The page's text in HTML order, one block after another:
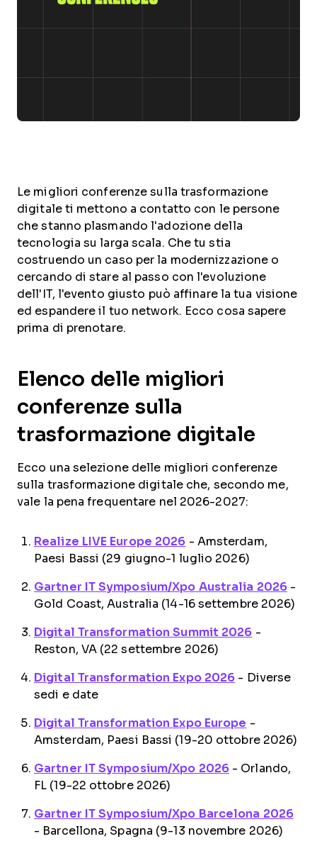
Le migliori conferenze sulla trasformazione
digitale ti mettono a contatto con le persone
che stanno plasmando l'adozione della
tecnologia su larga scala. Che tu stia
costruendo un caso per la modernizzazione o
cercando di stare al passo con l'evoluzione
dell'IT, l'evento giusto può affinare la tua visione
ed espandere il tuo network. Ecco cosa sapere
prima di prenotare.
Elenco delle migliori
conferenze sulla
trasformazione digitale
Ecco una selezione delle migliori conferenze
sulla trasformazione digitale che, secondo me,
vale la pena frequentare nel 2026-2027:
Realize LIVE Europe 2026 - Amsterdam,
Paesi Bassi (29 giugno-1 luglio 2026)
Gartner IT Symposium/Xpo Australia 2026-
Gold Coast, Australia (14-16 settembre 2026)
Digital Transformation Summit 2026 -
Reston, VA (22 settembre 2026)
Digital Transformation Expo 2026 - Diverse
sedi e date
Digital Transformation Expo Europe -
Amsterdam, Paesi Bassi (19-20 ottobre 2026)
Gartner IT Symposium/Xpo 2026- Orlando,
FL (19-22 ottobre 2026)
Gartner IT Symposium/Xpo Barcelona 2026
- Barcellona, Spagna (9-13 novembre 2026)